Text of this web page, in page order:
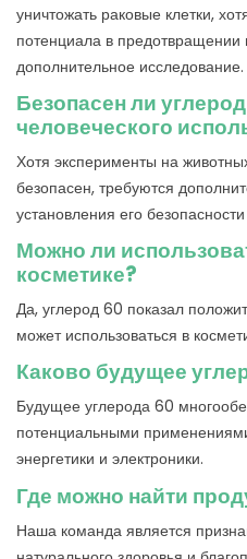
уничтожать раковые клетки,
потенциала в предотвращении
дополнительное исследование.
Безопасен ли
человеческого
Хотя эксперименты на
безопасен, требуются
установления его
Можно ли
косметике?
Да, углерод 60 показал
может использоваться в
Каково будущее
Будущее углерода 60
потенциальными
энергетики и электроники.
Где можно найти
Наша команда является